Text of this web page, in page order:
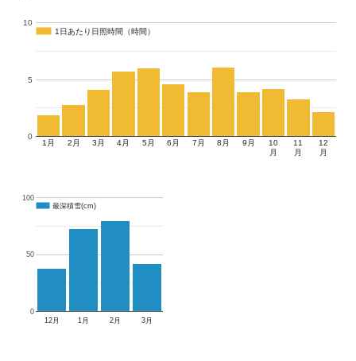
1月 2月 3月 4月 5月 6月 7月 8月 9月
10
月
11
月
12
月
0
5
10
1日あたり日照時間（時間）
1日あたり日照時間（時間）
12月 1月 2月 3月
0
50
100
最深積雪(cm)
最深積雪(cm)